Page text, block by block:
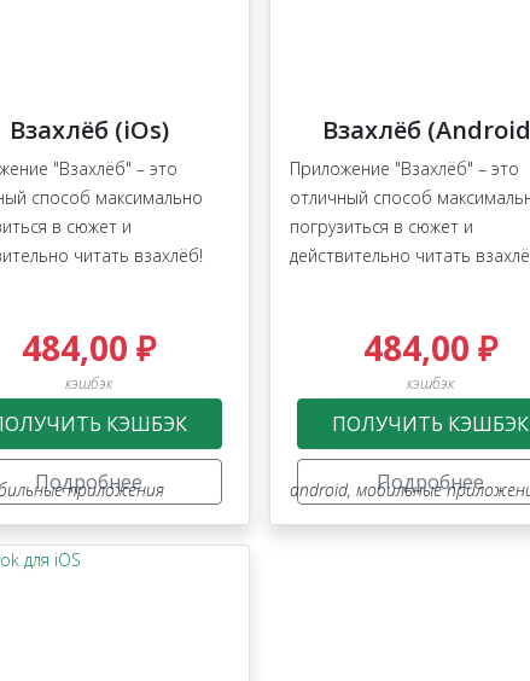
игры
Взахлёб (iOs)
"Взахлёб" – это
способ максимально
в сюжет и
читать взахлёб!
приложения
484,00 ₽
кэшбэк
КЭШБЭК
Подробнее
Взахлёб
Приложение "Взахлёб" – это
отличный способ
погрузиться в сюжет и
действительно читать
android, мобильные
484,00 ₽
кэшбэк
ПОЛУЧИТЬ КЭШБЭК
Подробнее